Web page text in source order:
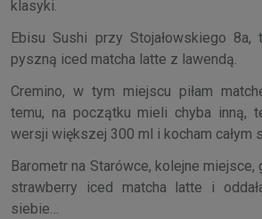
klasyki.
Ebisu Sushi przy Stojałowskiego 8a,
pyszną iced matcha latte z lawendą.
Cremino, w tym miejscu piłam
temu, na początku mieli chyba inną,
wersji większej 300 ml i kocham całym
Barometr na Starówce, kolejne miejsce,
strawberry iced matcha latte i
siebie…